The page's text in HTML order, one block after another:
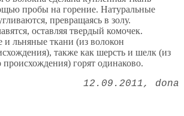
пробы на горение. Натуральные
превращаясь в золу.
оставляя твердый комочек.
льняные ткани (из волокон
также как шерсть и шелк (из
горят одинаково.
12.09.2011 dona